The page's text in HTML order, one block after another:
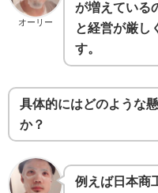
オーリー
が増えている
と経営が厳し
す。
具体的にはどのような
か？
例えば日本商